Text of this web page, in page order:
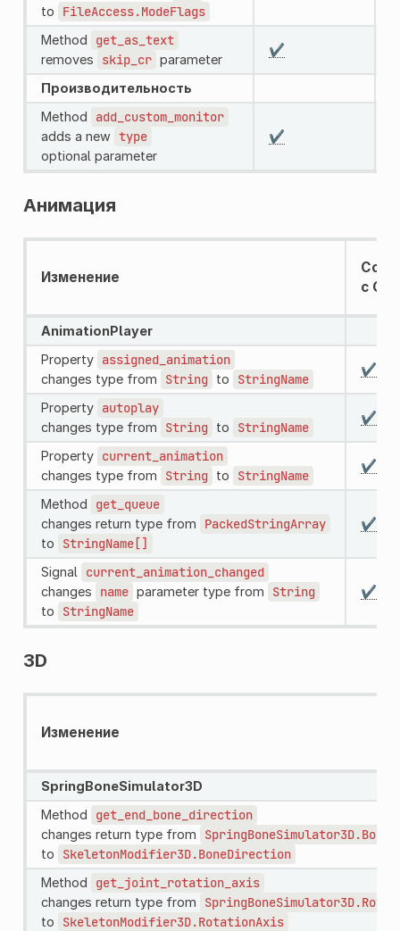
to FileAccess.ModeFlags
Method get_as_text
removes skip_cr parameter
✔️
Производительность
Method
add_custom_monitor
adds a new type
optional parameter
✔️
Анимация
Изменение
с
AnimationPlayer
Property assigned_animation
changes type from String to StringName
✔️
Property autoplay
changes type from String to StringName
✔️
Property current_animation
changes type from String to StringName
✔️
Method get_queue
changes return type from PackedStringArray
to StringName[]
✔️
Signal current_animation_changed
changes name parameter type from String
to StringName
✔️
3D
Изменение
SpringBoneSimulator3D
Method
get_end_bone_direction
changes return type from
to SkeletonModifier3D.BoneDirection
Method get_joint_rotation_axis
changes return type from
to SkeletonModifier3D.RotationAxis